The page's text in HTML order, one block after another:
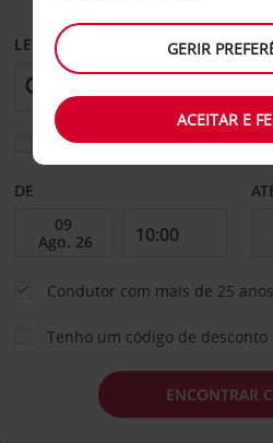
LEVANTAR EM
Escolher uma estação de
DE
Condutor com mais de 25 anos
Tenho um código de desconto
ENCONTRAR
GERIR
ACEITAR E